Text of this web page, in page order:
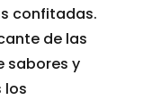
confitadas.
de las
sabores y
los